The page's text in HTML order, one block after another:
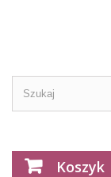
Koszyk